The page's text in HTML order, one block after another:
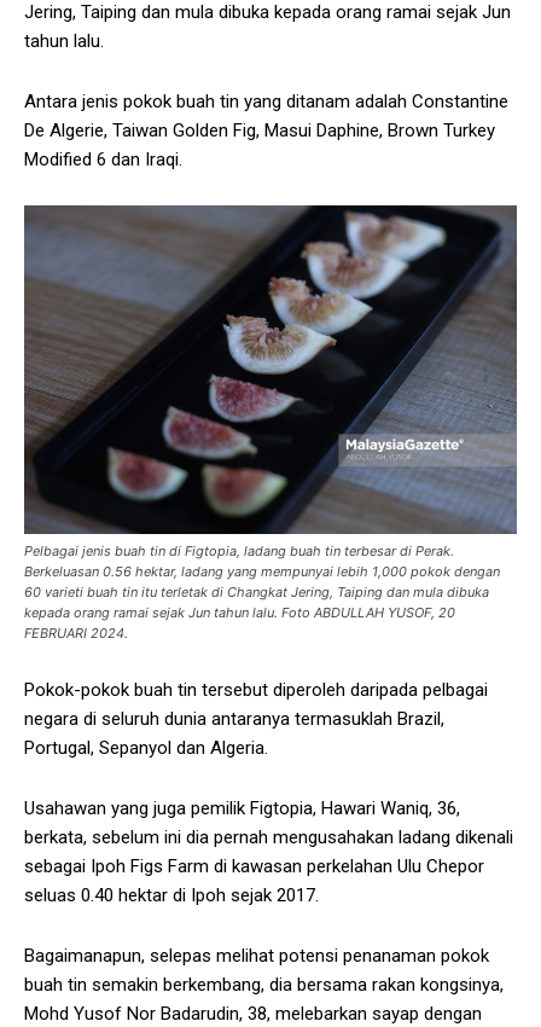
Jering, Taiping dan mula dibuka kepada orang ramai sejak Jun
tahun lalu.
Antara jenis pokok buah tin yang ditanam adalah Constantine
De Algerie, Taiwan Golden Fig, Masui Daphine, Brown Turkey
Modified 6 dan Iraqi.
Pelbagai jenis buah tin di Figtopia, ladang buah tin terbesar di Perak.
Berkeluasan 0.56 hektar, ladang yang mempunyai lebih 1,000 pokok dengan
60 varieti buah tin itu terletak di Changkat Jering, Taiping dan mula dibuka
kepada orang ramai sejak Jun tahun lalu. Foto ABDULLAH YUSOF, 20
FEBRUARI 2024.
Pokok-pokok buah tin tersebut diperoleh daripada pelbagai
negara di seluruh dunia antaranya termasuklah Brazil,
Portugal, Sepanyol dan Algeria.
Usahawan yang juga pemilik Figtopia, Hawari Waniq, 36,
berkata, sebelum ini dia pernah mengusahakan ladang dikenali
sebagai Ipoh Figs Farm di kawasan perkelahan Ulu Chepor
seluas 0.40 hektar di Ipoh sejak 2017.
Bagaimanapun, selepas melihat potensi penanaman pokok
buah tin semakin berkembang, dia bersama rakan kongsinya,
Mohd Yusof Nor Badarudin, 38, melebarkan sayap dengan